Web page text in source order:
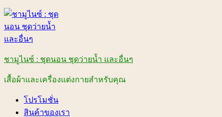
Skip
content
ชามูไนซ์ : ชุดนอน ชุดว่ายน้ำ และอื่นๆ
เสื้อผ้าและเครื่องแต่งกายสำหรับคุณ
โปรโมชั่น
สินค้าของเรา